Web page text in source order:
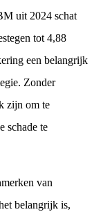
uit 2024 schat
tot 4,88
een belangrijk
Zonder
zijn om te
schade te
van
belangrijk is,